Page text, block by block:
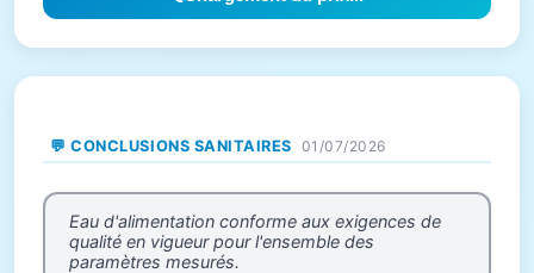
💬 CONCLUSIONS SANITAIRES 01/07/2026
Eau d'alimentation conforme aux exigences de
qualité en vigueur pour l'ensemble des
paramètres mesurés.